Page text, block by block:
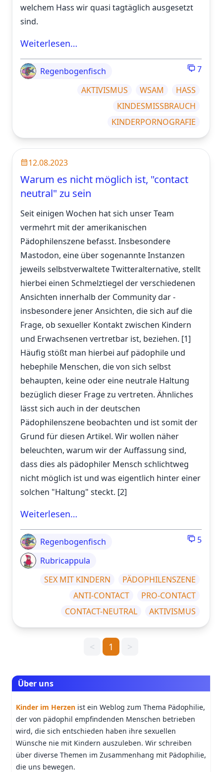
welchem Hass wir quasi tagtäglich ausgesetzt
sind.
Weiterlesen…
Regenbogenfisch
7
AKTIVISMUS
WSAM
HASS
KINDESMISSBRAUCH
KINDERPORNOGRAFIE
12.08.2023
Warum es nicht möglich ist, "contact
neutral" zu sein
Seit einigen Wochen hat sich unser Team
vermehrt mit der amerikanischen
Pädophilenszene befasst. Insbesondere
Mastodon, eine über sogenannte Instanzen
jeweils selbstverwaltete Twitteralternative, stellt
hierbei einen Schmelztiegel der verschiedenen
Ansichten innerhalb der Community dar -
insbesondere jener Ansichten, die sich auf die
Frage, ob sexueller Kontakt zwischen Kindern
und Erwachsenen vertretbar ist, beziehen. [1]
Häufig stößt man hierbei auf pädophile und
hebephile Menschen, die von sich selbst
behaupten, keine oder eine neutrale Haltung
bezüglich dieser Frage zu vertreten. Ähnliches
lässt sich auch in der deutschen
Pädophilenszene beobachten und ist somit der
Grund für diesen Artikel. Wir wollen näher
beleuchten, warum wir der Auffassung sind,
dass dies als pädophiler Mensch schlichtweg
nicht möglich ist und was eigentlich hinter einer
solchen "Haltung" steckt. [2]
Weiterlesen…
Regenbogenfisch
Rubricappula
5
SEX MIT KINDERN
PÄDOPHILENSZENE
ANTI-CONTACT
PRO-CONTACT
CONTACT-NEUTRAL
AKTIVISMUS
< 1 >
Über uns
Kinder im Herzen ist ein Weblog zum Thema Pädophilie,
der von pädophil empfindenden Menschen betrieben
wird, die sich entschieden haben ihre sexuellen
Wünsche nie mit Kindern auszuleben. Wir schreiben
über diverse Themen im Zusammenhang mit Pädophilie,
die uns bewegen.